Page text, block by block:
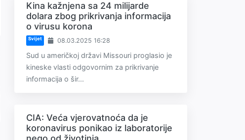
Kina kažnjena sa 24 milijarde
dolara zbog prikrivanja informacija
o virusu korona
Svijet 08.03.2025 16:28
Sud u američkoj državi Missouri proglasio je
kineske vlasti odgovornim za prikrivanje
informacija o šir...
CIA: Veća vjerovatnoća da je
koronavirus ponikao iz laboratorije